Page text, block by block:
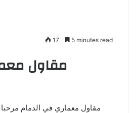
17 5 minutes read
مقاول معماري في الدمام